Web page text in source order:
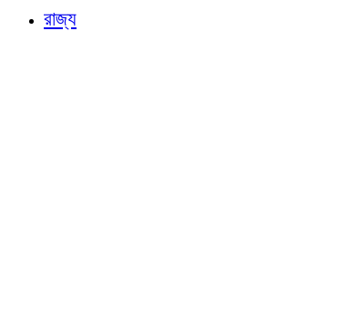
রাজ্য